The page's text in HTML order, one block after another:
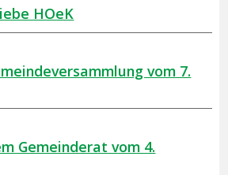
HOeK
vom 7.
Gemeinderat vom 4.